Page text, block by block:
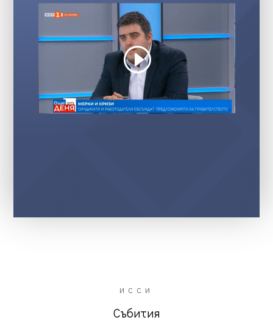
ИССИ
Събития